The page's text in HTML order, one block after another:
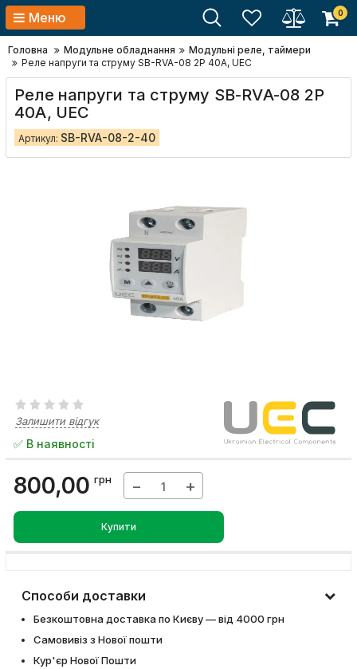
Меню 0
Головна Модульне обладнання
Модульні реле, таймери
Реле напруги та струму SB-RVA-08 2P 40A, UEC
Реле напруги та струму SB-RVA-08 2P
40A, UEC
Артикул: SB-RVA-08-2-40
Залишити відгук
✅ В наявності
800,00 грн − +
Купити
Способи доставки
Безкоштовна доставка по Києву — від 4000 грн
Самовивіз з Нової пошти
Кур'єр Нової Пошти